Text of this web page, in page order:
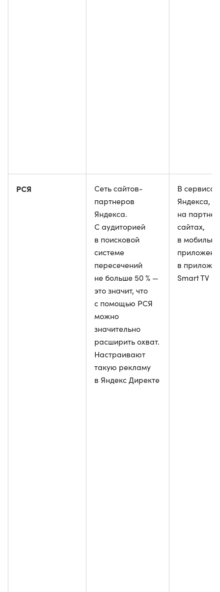
РСЯ
Сеть сайтов-
партнеров
Яндекса.
С аудиторией
в поисковой
системе
пересечений
не больше 50 % —
это значит, что
с помощью РСЯ
можно
значительно
расширить охват.
Настраивают
такую рекламу
в Яндекс Директе
В сервисах
Яндекса,
на
сайтах,
в
в
Smart TV